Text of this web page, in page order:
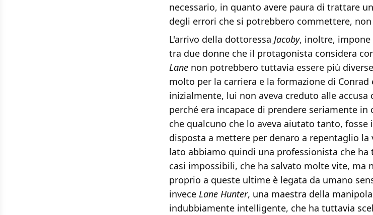
necessario, in quanto avere paura di trattare
degli errori che si potrebbero commettere,
L'arrivo della dottoressa Jacoby, inoltre, impone
tra due donne che il protagonista considera
Lane non potrebbero tuttavia essere più
molto per la carriera e la formazione di Conrad
inizialmente, lui non aveva creduto alle accusa
perché era incapace di prendere seriamente
che qualcuno che lo aveva aiutato tanto,
disposta a mettere per denaro a repentaglio
lato abbiamo quindi una professionista che
casi impossibili, che ha salvato molte vite, ma
proprio a queste ultime è legata da umano
invece Lane Hunter, una maestra della
indubbiamente intelligente, che ha tuttavia